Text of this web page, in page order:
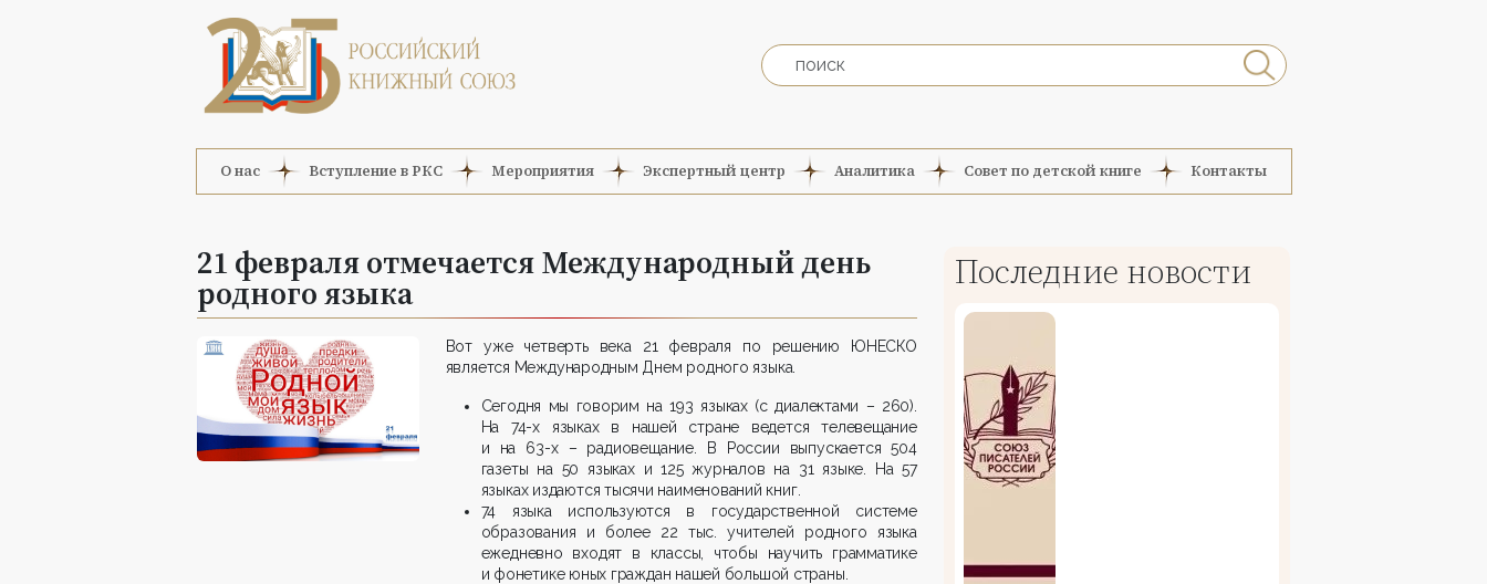
О нас Вступление в РКС Мероприятия Экспертный центр Аналитика Совет по детской книге Контакты
21 февраля отмечается Международный день
родного языка
Вот уже четверть века 21 февраля по решению ЮНЕСКО
является Международным Днем родного языка.
Сегодня мы говорим на 193 языках (с диалектами – 260).
На 74-х языках в нашей стране ведется телевещание
и на 63-х – радиовещание. В России выпускается 504
газеты на 50 языках и 125 журналов на 31 языке. На 57
языках издаются тысячи наименований книг.
74 языка используются в государственной системе
образования и более 22 тыс. учителей родного языка
ежедневно входят в классы, чтобы научить грамматике
и фонетике юных граждан нашей большой страны.
Последние новости